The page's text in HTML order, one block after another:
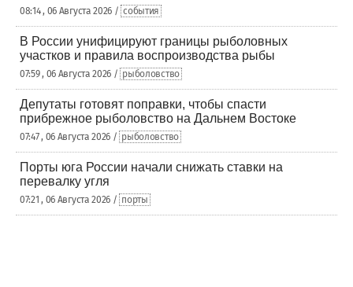
08:14 , 06 Августа 2026 / события
В России унифицируют границы рыболовных
участков и правила воспроизводства рыбы
07:59 , 06 Августа 2026 / рыболовство
Депутаты готовят поправки, чтобы спасти
прибрежное рыболовство на Дальнем Востоке
07:47 , 06 Августа 2026 / рыболовство
Порты юга России начали снижать ставки на
перевалку угля
07:21 , 06 Августа 2026 / порты